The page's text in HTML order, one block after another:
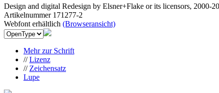
Design and digital Redesign by Elsner+Flake or its licensors, 2000-
Artikelnummer 171277-2
Webfont erhältlich (Browseransicht)
Mehr zur Schrift
//Lizenz
// Zeichensatz
Lupe